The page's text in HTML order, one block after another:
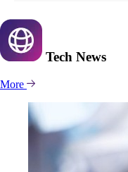
Tech News
More